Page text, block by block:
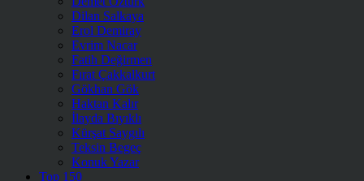
Dilan Salkaya
Erol Demiray
Evrim Nacar
Fatih Değirmen
Fırat Çakkalkurt
Gökhan Gök
Haktan Kalır
İlayda Bıyıklı
Kürşat Saygılı
Teksin Begeç
Konuk Yazar
Top 150